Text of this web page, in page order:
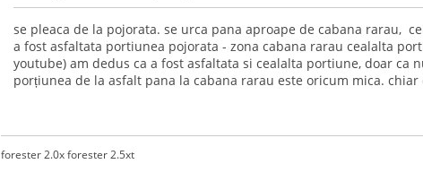
se pleaca de la pojorata. se urca pana aproape de cabana rarau,
a fost asfaltata portiunea pojorata - zona cabana rarau cealalta
youtube) am dedus ca a fost asfaltata si cealalta portiune, doar
porțiunea de la asfalt pana la cabana rarau este oricum mica.
forester 2.0x forester 2.5xt